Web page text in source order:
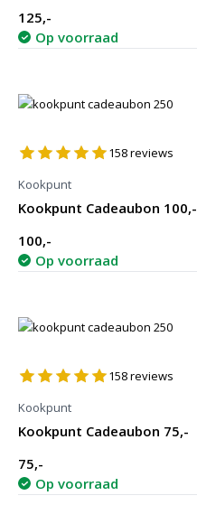
125,-
Op voorraad
158reviews
Kookpunt
Kookpunt Cadeaubon 100,-
100,-
Op voorraad
158reviews
Kookpunt
Kookpunt Cadeaubon 75,-
75,-
Op voorraad